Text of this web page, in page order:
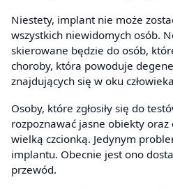
Niestety, implant nie może
wszystkich niewidomych osób.
skierowane będzie do osób,
choroby, która powoduje
znajdujących się w oku
Osoby, które zgłosiły się do
rozpoznawać jasne obiekty oraz
wielką czcionką. Jedynym
implantu. Obecnie jest ono
przewód.